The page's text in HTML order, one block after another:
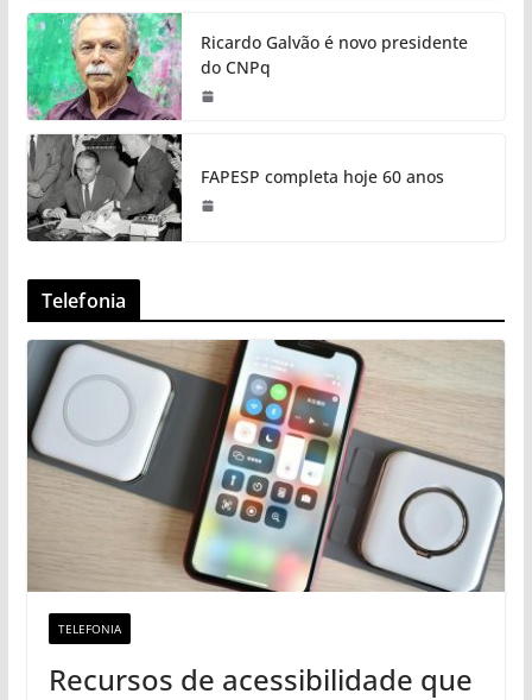
Ricardo Galvão é novo presidente
do CNPq
FAPESP completa hoje 60 anos
Telefonia
TELEFONIA
Recursos de acessibilidade que